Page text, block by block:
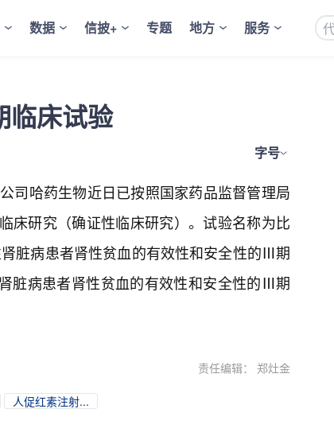
数据 信披+ 专题 地方 服务
临床试验
字号
司哈药生物近日已按照国家药品监督管理局
床研究（确证性临床研究）。试验名称为比
脏病患者肾性贫血的有效性和安全性的Ⅲ期
脏病患者肾性贫血的有效性和安全性的Ⅲ期
责任编辑： 郑灶金
人促红素注射...